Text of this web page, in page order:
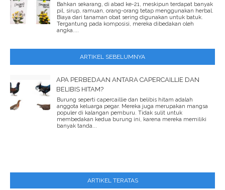
Bahkan sekarang, di abad ke-21, meskipun terdapat banyak
pil, sirup, ramuan, orang-orang tetap menggunakan herbal.
Biaya dari tanaman obat sering digunakan untuk batuk.
Tergantung pada komposisi, mereka dibedakan oleh
angka....
ARTIKEL SEBELUMNYA
APA PERBEDAAN ANTARA CAPERCAILLIE DAN
BELIBIS HITAM?
Burung seperti capercaillie dan belibis hitam adalah
anggota keluarga pegar. Mereka juga merupakan mangsa
populer di kalangan pemburu. Tidak sulit untuk
membedakan kedua burung ini, karena mereka memiliki
banyak tanda...
ARTIKEL TERATAS